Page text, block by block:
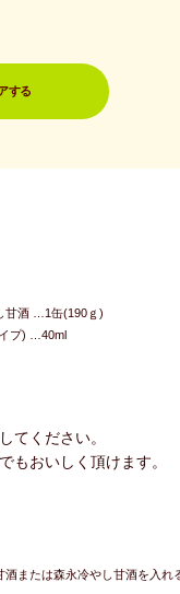
する
甘酒 …1缶(190ｇ)
プ) …40ml
てください。
もおいしく頂けます。
または森永冷やし甘酒を入れ